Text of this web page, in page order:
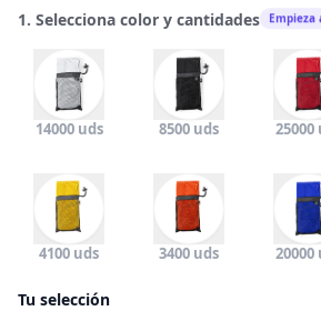
1. Selecciona color y cantidades Empieza
14000 uds 8500 uds 25000
4100 uds 3400 uds 20000
Tu selección